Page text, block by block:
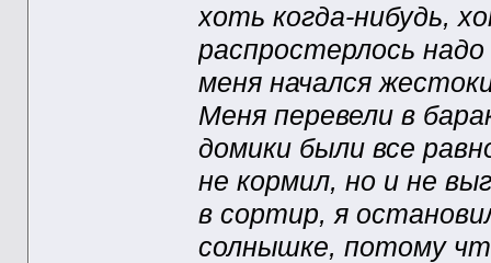
хоть когда-нибудь,
распростерлось
меня начался
Меня перевели в
домики были все
не кормил, но и не
в сортир, я
солнышке, потому